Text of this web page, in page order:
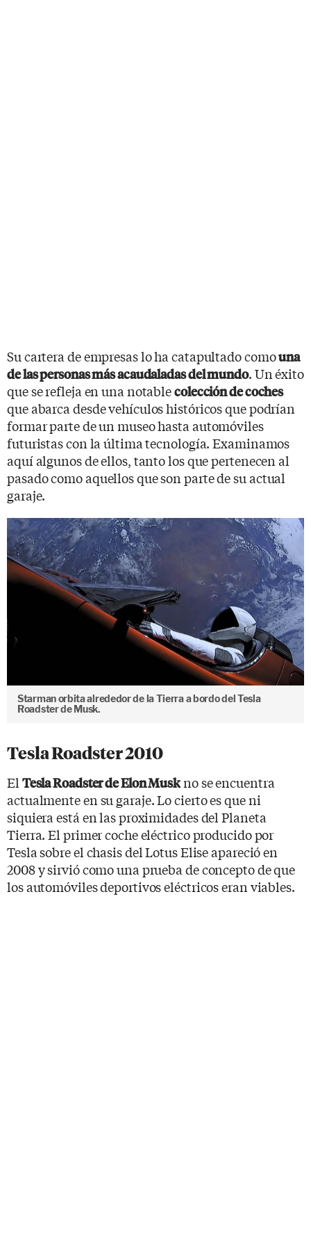
Su cartera de empresas lo ha catapultado comouna
de las personas más acaudaladas del mundo. Un éxito
que se refleja en una notablecolección de coches
que abarca desde vehículos históricos que podrían
formar parte de un museo hasta automóviles
futuristas con la última tecnología. Examinamos
aquí algunos de ellos, tanto los que pertenecen al
pasado como aquellos que son parte de su actual
garaje.
Starman orbita alrededor de la Tierra a bordo del Tesla
Roadster de Musk.
Tesla Roadster 2010
El Tesla Roadster de Elon Muskno se encuentra
actualmente en su garaje. Lo cierto es que ni
siquiera está en las proximidades del Planeta
Tierra. El primer coche eléctrico producido por
Tesla sobre el chasis del Lotus Elise apareció en
2008 y sirvió como una prueba de concepto de que
los automóviles deportivos eléctricos eran viables.